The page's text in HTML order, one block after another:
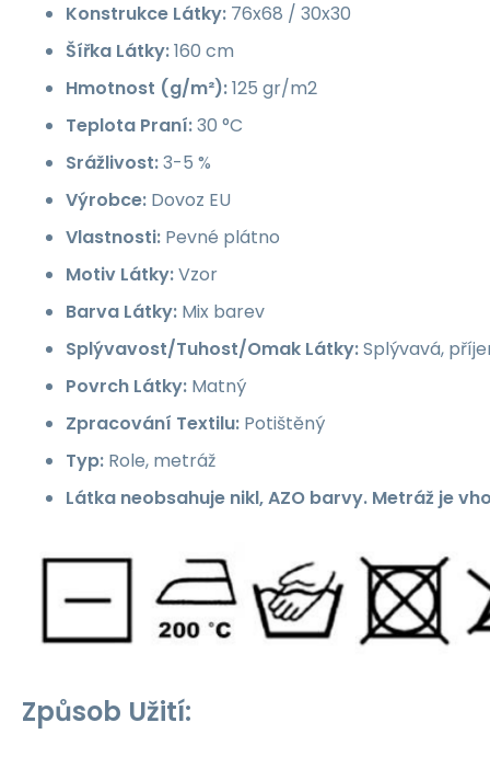
Konstrukce Látky: 76x68 / 30x30
Šířka Látky:160 cm
Hmotnost (g/m²):125 gr/m2
Teplota Praní:30 °C
Srážlivost:3-5 %
Výrobce: Dovoz EU
Vlastnosti: Pevné plátno
Motiv Látky:Vzor
Barva Látky: Mix barev
Splývavost/Tuhost/Omak Látky:Splývavá,
Povrch Látky: Matný
Zpracování Textilu: Potištěný
Typ: Role, metráž
Látka neobsahuje nikl, AZO barvy. Metráž je
Způsob Užití: